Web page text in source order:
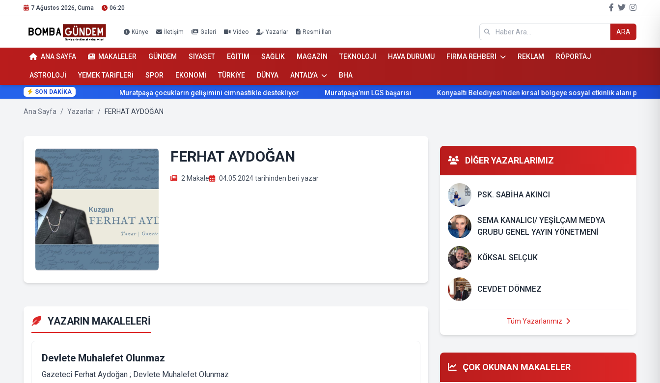
7 Ağustos 2026, Cuma 06:20
Künye İletişim Galeri Video Yazarlar Resmi İlan ARA
ANA SAYFA MAKALELER GÜNDEM SİYASET EĞİTİM SAĞLIK MAGAZİN TEKNOLOJİ HAVA DURUMU FİRMA REHBERİ REKLAM RÖPORTAJ
ASTROLOJİ YEMEK TARİFLERİ SPOR EKONOMİ TÜRKİYE DÜNYA ANTALYA BHA
SON DAKİKA Muratpaşa çocukların gelişimini cimnastikle destekliyor Muratpaşa’nın LGS başarısı Konyaaltı Belediyesi'nden kırsal bölgeye sosyal etkinlik alanı projesi
Ana Sayfa / Yazarlar / FERHAT AYDOĞAN
FERHAT AYDOĞAN
2 Makale 04.05.2024 tarihinden beri yazar
YAZARIN MAKALELERİ
Devlete Muhalefet Olunmaz
Gazeteci Ferhat Aydoğan ; Devlete Muhalefet Olunmaz
DİĞER YAZARLARIMIZ
PSK. SABİHA AKINCI
SEMA KANALICI/ YEŞİLÇAM MEDYA
GRUBU GENEL YAYIN YÖNETMENİ
KÖKSAL SELÇUK
CEVDET DÖNMEZ
Tüm Yazarlarımız
ÇOK OKUNAN MAKALELER